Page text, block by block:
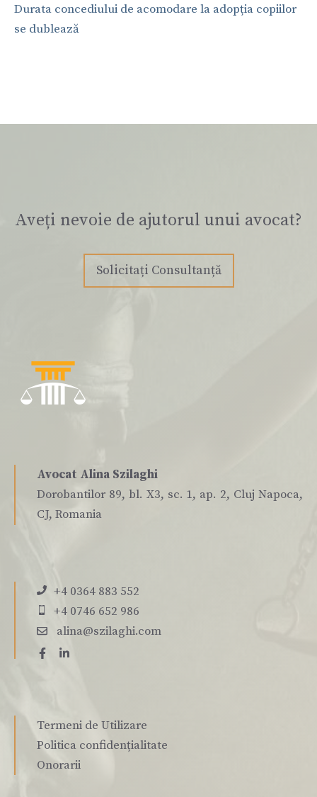
Durata concediului de acomodare la adopția copiilor
se dublează
Aveți nevoie de ajutorul unui avocat?
Solicitați Consultanță
Avocat Alina Szilaghi
Dorobantilor 89, bl. X3, sc. 1, ap. 2, Cluj Napoca,
CJ, Romania
+4 0364 883 552
+4 0746 652 986
alina@szilaghi.com
Termeni de Utilizare
Politica confidențialitate
Onorarii